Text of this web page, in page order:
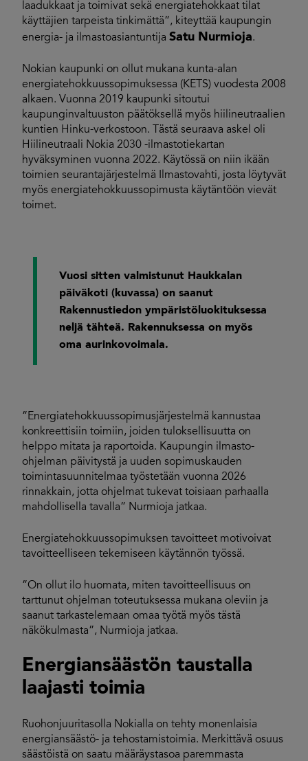
laadukkaat ja toimivat sekä energiatehokkaat tilat
käyttäjien tarpeista tinkimättä”, kiteyttää kaupungin
energia- ja ilmastoasiantuntija Satu Nurmioja.
Nokian kaupunki on ollut mukana kunta-alan
energiatehokkuussopimuksessa (KETS) vuodesta 2008
alkaen. Vuonna 2019 kaupunki sitoutui
kaupunginvaltuuston päätöksellä myös hiilineutraalien
kuntien Hinku-verkostoon. Tästä seuraava askel oli
Hiilineutraali Nokia 2030 -ilmastotiekartan
hyväksyminen vuonna 2022. Käytössä on niin ikään
toimien seurantajärjestelmä Ilmastovahti, josta löytyvät
myös energiatehokkuussopimusta käytäntöön vievät
toimet.
Vuosi sitten valmistunut Haukkalan
päiväkoti (kuvassa) on saanut
Rakennustiedon ympäristöluokituksessa
neljä tähteä. Rakennuksessa on myös
oma aurinkovoimala.
”Energiatehokkuussopimusjärjestelmä kannustaa
konkreettisiin toimiin, joiden tuloksellisuutta on
helppo mitata ja raportoida. Kaupungin ilmasto-
ohjelman päivitystä ja uuden sopimuskauden
toimintasuunnitelmaa työstetään vuonna 2026
rinnakkain, jotta ohjelmat tukevat toisiaan parhaalla
mahdollisella tavalla” Nurmioja jatkaa.
Energiatehokkuussopimuksen tavoitteet motivoivat
tavoitteelliseen tekemiseen käytännön työssä.
”On ollut ilo huomata, miten tavoitteellisuus on
tarttunut ohjelman toteutuksessa mukana oleviin ja
saanut tarkastelemaan omaa työtä myös tästä
näkökulmasta”, Nurmioja jatkaa.
Energiansäästön taustalla
laajasti toimia
Ruohonjuuritasolla Nokialla on tehty monenlaisia
energiansäästö- ja tehostamistoimia. Merkittävä osuus
säästöistä on saatu määräystasoa paremmasta